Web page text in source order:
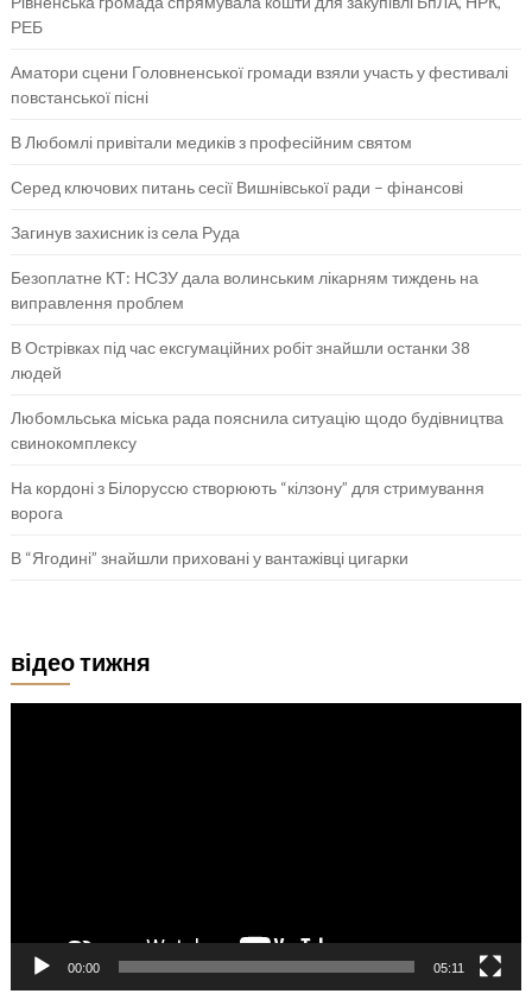
РЕБ
Аматори сцени Головненської громади взяли участь у фестивалі
повстанської пісні
В Любомлі привітали медиків з професійним святом
Серед ключових питань сесії Вишнівської ради – фінансові
Загинув захисник із села Руда
Безоплатне КТ: НСЗУ дала волинським лікарням тиждень на
виправлення проблем
В Острівках під час ексгумаційних робіт знайшли останки 38
людей
Любомльська міська рада пояснила ситуацію щодо будівництва
свинокомплексу
На кордоні з Білоруссю створюють “кілзону” для стримування
ворога
В “Ягодині” знайшли приховані у вантажівці цигарки
відео тижня
00:00 05:11